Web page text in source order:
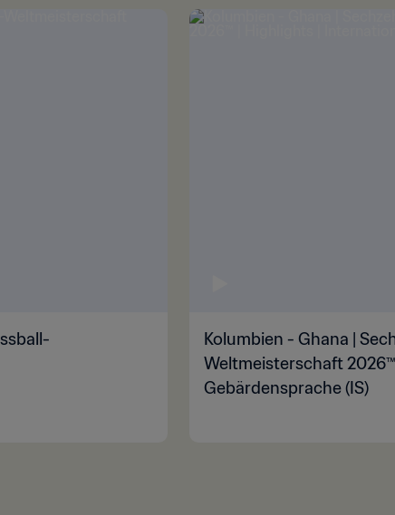
Kolumbien - Ghana |
Weltmeisterschaft
Gebärdensprache (IS)